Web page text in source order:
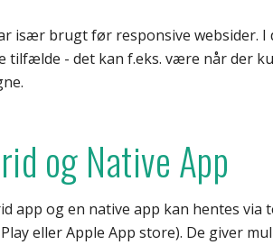
især brugt før responsive websider.
tilfælde - det kan f.eks. være når der
og Native App
app og en native app kan hentes
eller Apple App store). De giver